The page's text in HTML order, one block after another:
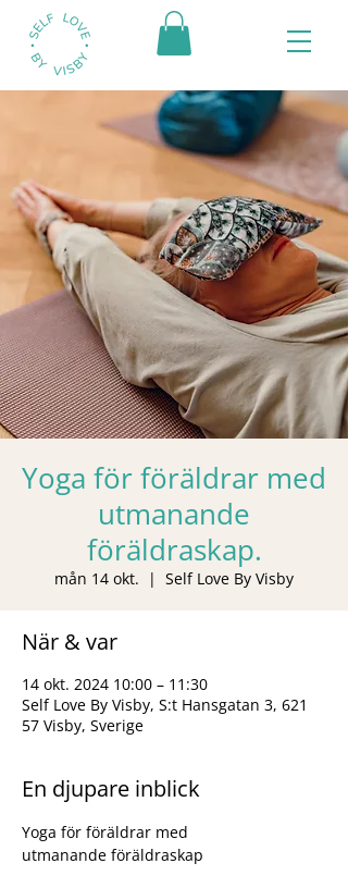
Yoga för föräldrar med
utmanande
föräldraskap.
mån 14 okt.
  |
Self Love By Visby
När & var
14 okt. 2024 10:00 – 11:30
Self Love By Visby, S:t Hansgatan 3, 621
57 Visby, Sverige
En djupare inblick
Yoga för föräldrar med